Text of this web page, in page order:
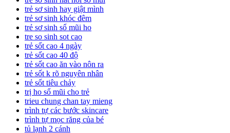
trẻ sơ sinh hay giật mình
trẻ sơ sinh khóc đêm
trẻ sơ sinh sổ mũi ho
tre so sinh sot cao
trẻ sốt cao 4 ngày
trẻ sốt cao 40 độ
trẻ sốt cao ăn vào nôn ra
trẻ sốt k rõ nguyên nhân
trẻ sốt tiêu chảy
trị ho sổ mũi cho trẻ
trieu chung chan tay mieng
trình tự các bước skincare
trình tự mọc răng của bé
tủ lạnh 2 cánh